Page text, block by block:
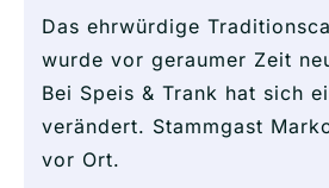
Das ehrwürdige
wurde vor geraumer Zeit
Bei Speis & Trank hat sich
verändert. Stammgast
vor Ort.